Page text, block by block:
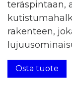
teräspintaan,
rakenteen,
Osta tuote